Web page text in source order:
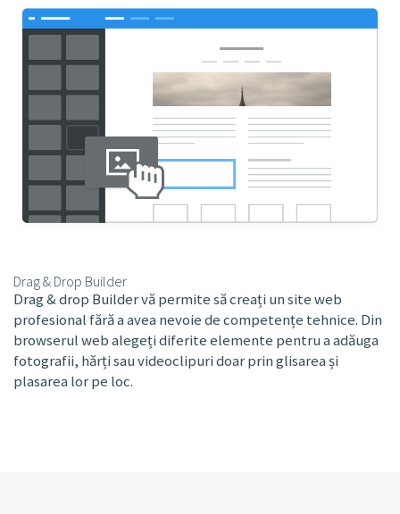
Drag & Drop Builder
Drag & drop Builder vă permite să creați un site web
profesional fără a avea nevoie de competențe tehnice. Din
browserul web alegeți diferite elemente pentru a adăuga
fotografii, hărți sau videoclipuri doar prin glisarea și
plasarea lor pe loc.